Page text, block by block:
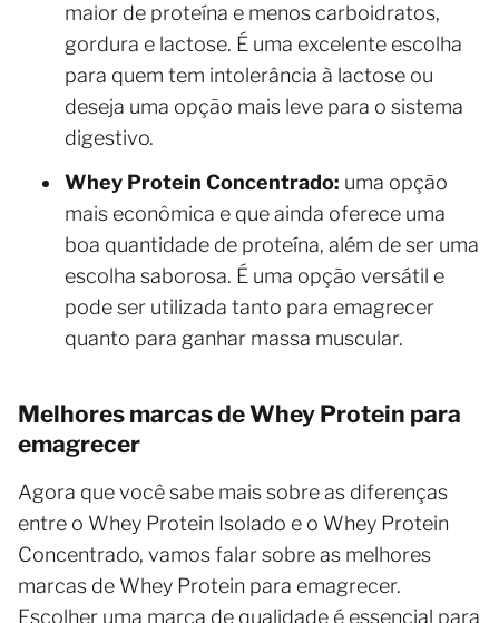
maior de proteína e menos carboidratos,
gordura e lactose. É uma excelente escolha
para quem tem intolerância à lactose ou
deseja uma opção mais leve para o sistema
digestivo.
Whey Protein Concentrado: uma opção
mais econômica e que ainda oferece uma
boa quantidade de proteína, além de ser uma
escolha saborosa. É uma opção versátil e
pode ser utilizada tanto para emagrecer
quanto para ganhar massa muscular.
Melhores marcas de Whey Protein para
emagrecer
Agora que você sabe mais sobre as diferenças
entre o Whey Protein Isolado e o Whey Protein
Concentrado, vamos falar sobre as melhores
marcas de Whey Protein para emagrecer.
Escolher uma marca de qualidade é essencial para